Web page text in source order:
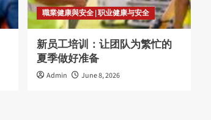
職業健康與安全 | 职业健康与安全
新员工培训：让团队为繁忙的
夏季做好准备
Admin June 8, 2026